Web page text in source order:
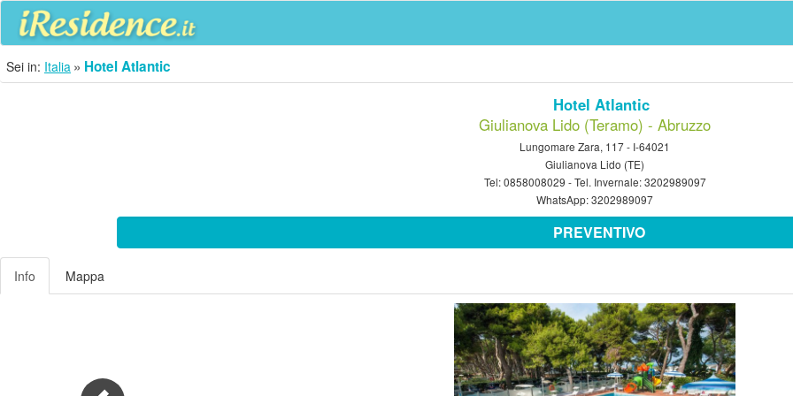
Sei in: Italia Hotel Atlantic
Hotel Atlantic
Giulianova Lido (Teramo) - Abruzzo
Lungomare Zara, 117 - I-64021
Giulianova Lido (TE)
Tel:0858008029 - Tel. Invernale:3202989097
WhatsApp:3202989097
PREVENTIVO
Info Mappa